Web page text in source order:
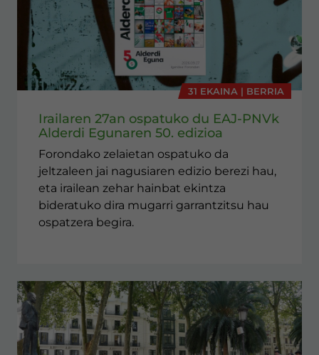
31 EKAINA | BERRIA
Irailaren 27an ospatuko du EAJ-PNVk
Alderdi Egunaren 50. edizioa
Forondako zelaietan ospatuko da
jeltzaleen jai nagusiaren edizio berezi hau,
eta irailean zehar hainbat ekintza
bideratuko dira mugarri garrantzitsu hau
ospatzera begira.